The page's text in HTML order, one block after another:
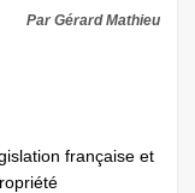
Par Gérard Mathieu
française et